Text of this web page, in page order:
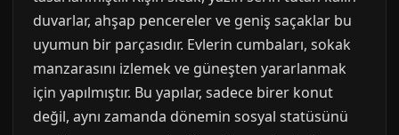
duvarlar, ahşap pencereler ve geniş saçaklar bu
uyumun bir parçasıdır. Evlerin cumbaları, sokak
manzarasını izlemek ve güneşten yararlanmak
için yapılmıştır. Bu yapılar, sadece birer konut
değil, aynı zamanda dönemin sosyal statüsünü